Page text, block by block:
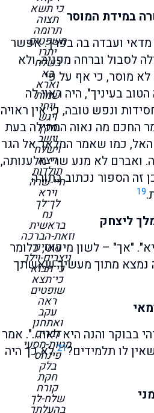
כי תשא
תצוה
תרומה
משפטים
יתרו
בשלח
בא
וארא
שמות
ויחי
ויגש
מקץ
וישב
וישלח
ויצא
תולדות
חיי-שרה
וירא
לך־לך
נח
בראשית
וזאת-הברכה
האזינו
ניצבים-וילך
כי־תבוא
כי־תצא
שופטים
ראה
עקב
ואתחנן
דברים
מטות-מסעי
פינחס
בלק
חקת
קורח
שלח-לך
בהעלתך
במידת המוסר
ועבדה בה בפרך. אפשר
לסבול וברחה מפניה. ולא
מוסר, כי אף על פי
בעיניך", היה ראוי לה
ונפש טובה, כי אין ראויה
החכם מה נאוה המחילה בעת
כמו שאמר המלאך אל הגר
ואברם לא מנע שרי מלענותה,
זה הספור נכתוב בתורה
19
ליצחק
"אך" – לשון מיעוט, כלומר
נמצא מתוך מעשיך שאשתך
בבוקר והנה היא לאה…". אמר
לו תלמידים?21לא כך היה